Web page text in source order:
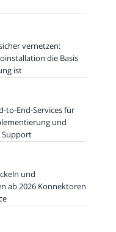
vernetzen:
die Basis
ist
to-End-Services für
und
Support
und
ab 2026 Konnektoren